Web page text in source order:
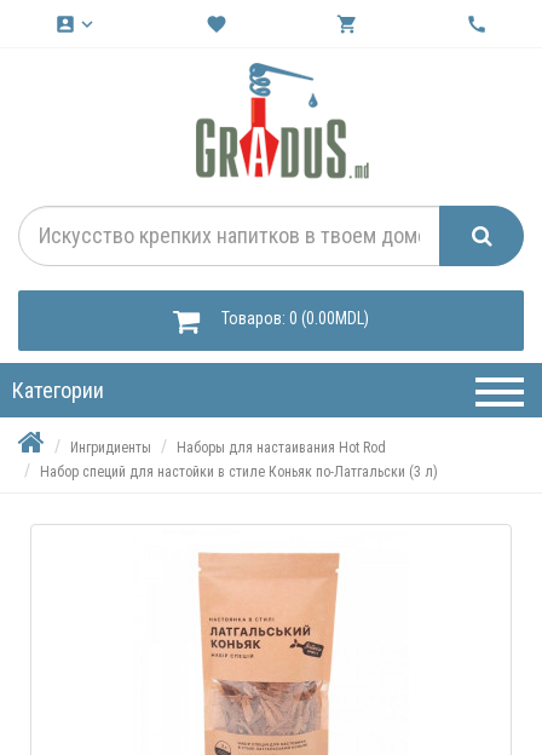
account_box keyboard_arrow_down favorite shopping_cart call
Товаров: 0 (0.00MDL)
Категории
Ингридиенты
Наборы для настаивания Hot Rod
Набор специй для настойки в стиле Коньяк по-Латгальски (3 л)